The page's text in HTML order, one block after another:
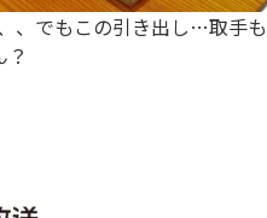
でもこの引き出し…取手